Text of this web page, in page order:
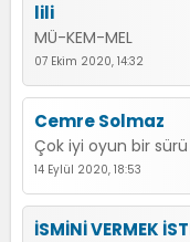
lili
MÜ-KEM-MEL
07 Ekim 2020, 14:32
Cemre Solmaz
Çok iyi oyun bir
14 Eylül 2020, 18:53
İSMİNİ VERMEK